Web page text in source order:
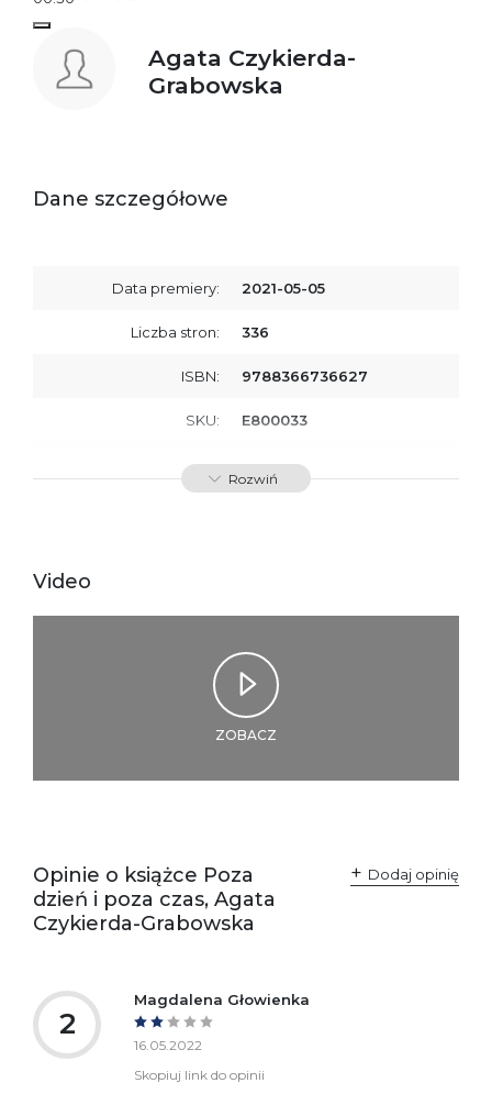
Agata Czykierda-
Grabowska
Dane szczegółowe
Data premiery: 2021-05-05
Liczba stron: 336
ISBN: 9788366736627
SKU: E800033
Producent / Osoby
odpowiedzialne za
Wydawnictwo Poznańskie
Sp. z o.o.
Ostrzeżenia oraz
Załącznik PDF
Rozwiń
Video
ZOBACZ
Opinie o książce Poza
dzień i poza czas, Agata
Czykierda-Grabowska
Dodaj opinię
2
Magdalena Głowienka
16.05.2022
Skopiuj link do opinii